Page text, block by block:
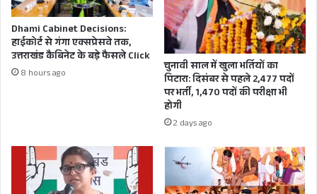
BJP का नया संसदीय बोर्ड
जेपी नड्डा ( भाजपा अध्यक्ष, हिमाचल प्रदेश), नरेन्द्र मोदी(
प्रधानमंत्री, गुजरात) , राजनाथ सिंह ( रक्षा मंत्री, यूपी),
अमित शाह ( गृहमंत्री, गुजरात), बीएस येदियुरप्पा( पूर्व
सीएम, कर्नाटक), सर्बानंद सोनोवाल( पूर्व सीएम, असम),
के०लक्ष्मण( बीजेपी ओबीसी मोर्चा चीफ, तेलंगाना),
इक़बाल सिंह लालपुरा (नेशनल माइनॉरिटी कमीशन
चेयरमैन, रिटायर्ड आईपीएस. पंजाब), सुधा यादव ( पूर्व
पहुंचे
Dhami Cabinet Decisions:
हाईकोर्ट से गंगा एक्सप्रेसवे तक,
उत्तराखंड कैबिनेट के बड़े फैसले Click
8 hours ago चुनावी साल में खुला भर्तियों का
पिटारा: दिसंबर से पहले 2,477 पदों
पर भर्ती, 1,470 पदों की परीक्षा भी
होगी
2 days ago